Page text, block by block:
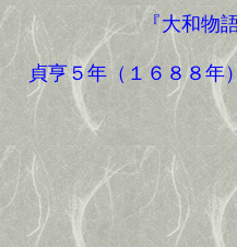
『大和物語
貞亨５年（１６８８年